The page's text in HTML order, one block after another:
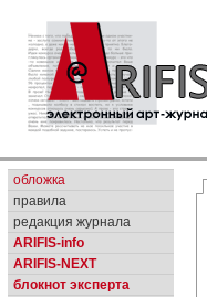
обложка
правила
редакция журнала
ARIFIS-info
ARIFIS-NEXT
блокнот эксперта